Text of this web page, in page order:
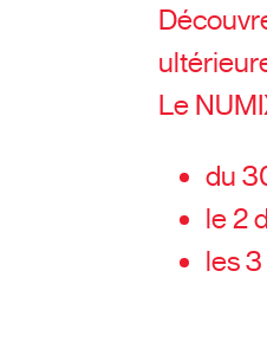
Le
du
le 2
les